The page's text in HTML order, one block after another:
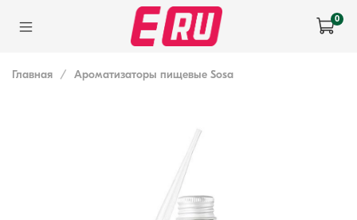
0
Главная Ароматизаторы пищевые Sosa